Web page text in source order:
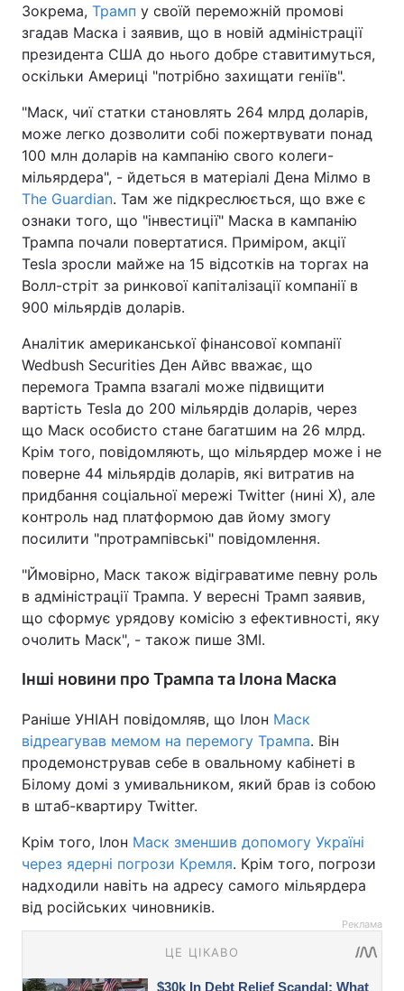
Зокрема, Трамп у своїй переможній промові
згадав Маска і заявив, що в новій адміністрації
президента США до нього добре ставитимуться,
оскільки Америці "потрібно захищати геніїв".
"Маск, чиї статки становлять 264 млрд доларів,
може легко дозволити собі пожертвувати понад
100 млн доларів на кампанію свого колеги-
мільярдера", - йдеться в матеріалі Дена Мілмо в
The Guardian. Там же підкреслюється, що вже є
ознаки того, що "інвестиції" Маска в кампанію
Трампа почали повертатися. Приміром, акції
Tesla зросли майже на 15 відсотків на торгах на
Волл-стріт за ринкової капіталізації компанії в
900 мільярдів доларів.
Аналітик американської фінансової компанії
Wedbush Securities Ден Айвс вважає, що
перемога Трампа взагалі може підвищити
вартість Tesla до 200 мільярдів доларів, через
що Маск особисто стане багатшим на 26 млрд.
Крім того, повідомляють, що мільярдер може і не
поверне 44 мільярдів доларів, які витратив на
придбання соціальної мережі Twitter (нині X), але
контроль над платформою дав йому змогу
посилити "протрампівські" повідомлення.
"Ймовірно, Маск також відіграватиме певну роль
в адміністрації Трампа. У вересні Трамп заявив,
що сформує урядову комісію з ефективності, яку
очолить Маск", - також пише ЗМІ.
Інші новини про Трампа та Ілона Маска
Раніше УНІАН повідомляв, що Ілон Маск
відреагував мемом на перемогу Трампа. Він
продемонстрував себе в овальному кабінеті в
Білому домі з умивальником, який брав із собою
в штаб-квартиру Twitter.
Крім того, Ілон Маск зменшив допомогу Україні
через ядерні погрози Кремля. Крім того, погрози
надходили навіть на адресу самого мільярдера
від російських чиновників.
Реклама